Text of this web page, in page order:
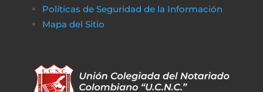
Políticas de Seguridad de la Información
Mapa del Sitio